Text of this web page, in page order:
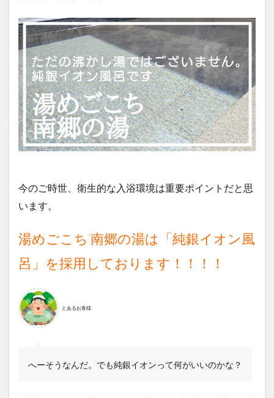
今のご時世、衛生的な入浴環境は重要ポイントだと思
います。
湯めごこち 南郷の湯は「純銀イオン風
呂」を採用しております！！！！
とあるお客様
へーそうなんだ。でも純銀イオンって何がいいのかな？